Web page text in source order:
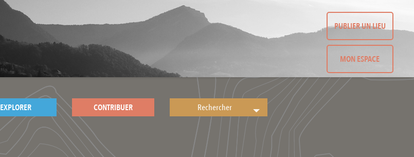
PUBLIER UN LIEU
MON ESPACE
EXPLORER CONTRIBUER